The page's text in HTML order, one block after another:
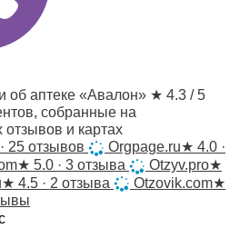
об аптеке «Авалон» ★ 4.3 / 5
собранные на
и картах
25 отзывов Orgpage.ru★ 4.0 ·
★ 5.0 · 3 отзыва Otzyv.pro★
★ 4.5 · 2 отзыва Otzovik.com★